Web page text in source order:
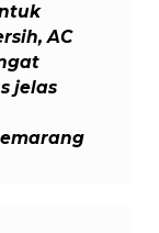
AC
jelas